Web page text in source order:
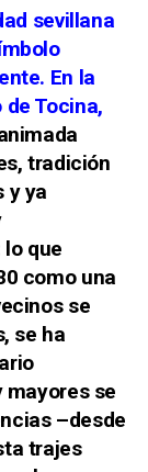
sevillana
En la
Tocina,
tradición
y ya
que
como una
se
se ha
mayores se
–desde
trajes